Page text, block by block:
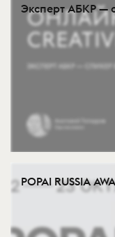
Эксперт АБКР —
POPAI RUSSIA